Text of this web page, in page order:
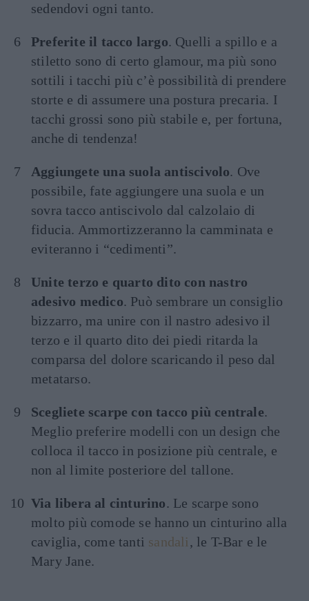
sedendovi ogni tanto.
Preferite il tacco largo. Quelli a spillo e a
stiletto sono di certo glamour, ma più sono
sottili i tacchi più c’è possibilità di prendere
storte e di assumere una postura precaria. I
tacchi grossi sono più stabile e, per fortuna,
anche di tendenza!
Aggiungete una suola antiscivolo. Ove
possibile, fate aggiungere una suola e un
sovra tacco antiscivolo dal calzolaio di
fiducia. Ammortizzeranno la camminata e
eviteranno i “cedimenti”.
Unite terzo e quarto dito con nastro
adesivo medico. Può sembrare un consiglio
bizzarro, ma unire con il nastro adesivo il
terzo e il quarto dito dei piedi ritarda la
comparsa del dolore scaricando il peso dal
metatarso.
Scegliete scarpe con tacco più centrale.
Meglio preferire modelli con un design che
colloca il tacco in posizione più centrale, e
non al limite posteriore del tallone.
Via libera al cinturino. Le scarpe sono
molto più comode se hanno un cinturino alla
caviglia, come tanti sandali , le T-Bar e le
Mary Jane.